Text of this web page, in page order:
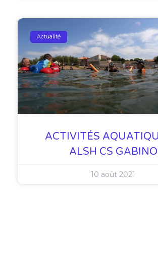
Actualité
ACTIVITÉS
ALSH CS GABINO
10 août 2021